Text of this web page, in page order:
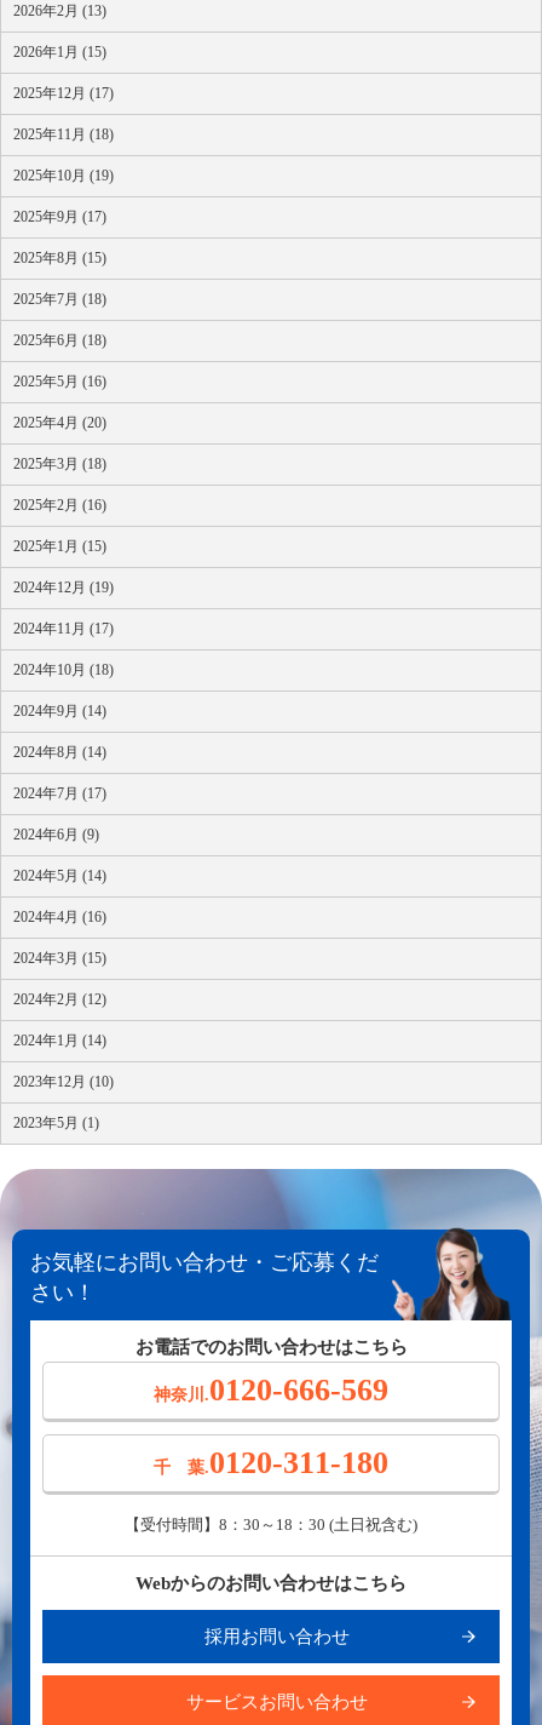
2026年2月 (13)
2026年1月 (15)
2025年12月 (17)
2025年11月 (18)
2025年10月 (19)
2025年9月 (17)
2025年8月 (15)
2025年7月 (18)
2025年6月 (18)
2025年5月 (16)
2025年4月 (20)
2025年3月 (18)
2025年2月 (16)
2025年1月 (15)
2024年12月 (19)
2024年11月 (17)
2024年10月 (18)
2024年9月 (14)
2024年8月 (14)
2024年7月 (17)
2024年6月 (9)
2024年5月 (14)
2024年4月 (16)
2024年3月 (15)
2024年2月 (12)
2024年1月 (14)
2023年12月 (10)
2023年5月 (1)
お気軽にお問い合わせ・ご応募くだ
さい！
お電話でのお問い合わせはこちら
神奈川.0120-666-569
千 葉.0120-311-180
【受付時間】8：30～18：30 (土日祝含む)
Webからのお問い合わせはこちら
採用お問い合わせ
サービスお問い合わせ